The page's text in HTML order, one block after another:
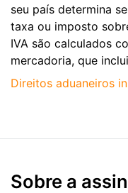
seu país determina
taxa ou imposto
IVA são calculados
mercadoria, que
Direitos aduaneiros
Sobre a